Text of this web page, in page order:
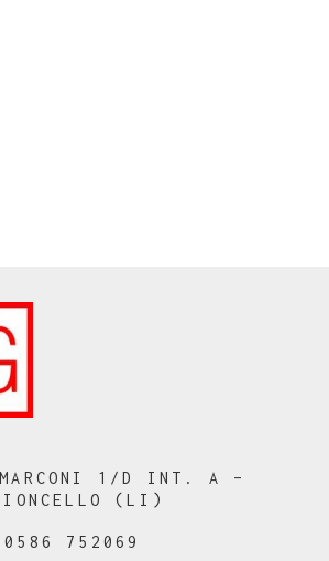
1/D INT. A –
(LI)
752069